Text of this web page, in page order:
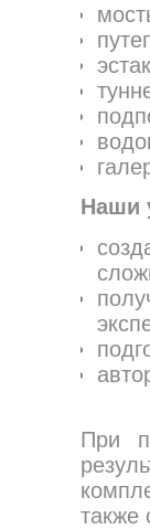
Наши
При
также